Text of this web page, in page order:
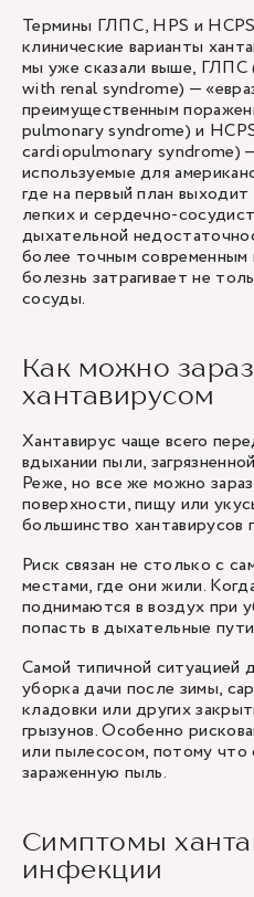
Термины ГЛПС, HPS и
клинические варианты
мы уже сказали выше, ГЛПС
with renal syndrome) —
преимущественным
pulmonary syndrome) и
cardiopulmonary syndrome)
используемые для
где на первый план
легких и сердечно-
дыхательной
более точным современным
болезнь затрагивает не
сосуды.
Как можно
хантавирусом
Хантавирус чаще всего
вдыхании пыли,
Реже, но все же можно
поверхности, пищу или
большинство хантавирусов
Риск связан не столько с
местами, где они жили.
поднимаются в воздух при
попасть в дыхательные
Самой типичной ситуацией
уборка дачи после зимы,
кладовки или других
грызунов. Особенно
или пылесосом, потому что
зараженную пыль.
Симптомы
инфекции